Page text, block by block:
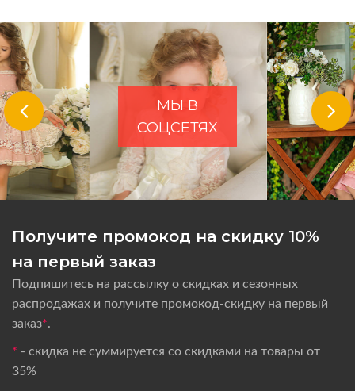
МЫ В
СОЦСЕТЯХ
Получите промокод на скидку 10%
на первый заказ
Подпишитесь на рассылку о скидках и сезонных
распродажах и получите промокод-скидку на первый
заказ*.
* - скидка не суммируется со скидками на товары от
35%